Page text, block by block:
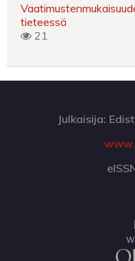
tieteessä
21
Julkaisija: